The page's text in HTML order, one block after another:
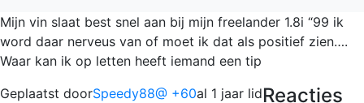
Mijn vin slaat best snel aan bij mijn freelander 1.8i “99 ik
word daar nerveus van of moet ik dat als positief zien….
Waar kan ik op letten heeft iemand een tip
Geplaatst doorSpeedy88@ +60al 1 jaar lidReacties